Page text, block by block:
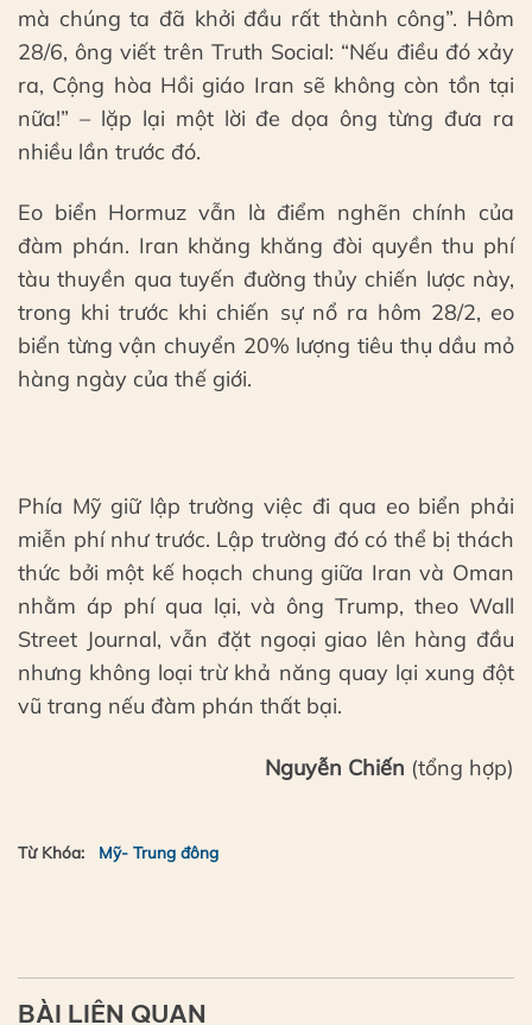
mà chúng ta đã khởi đầu rất thành công”. Hôm
28/6, ông viết trên Truth Social: “Nếu điều đó xảy
ra, Cộng hòa Hồi giáo Iran sẽ không còn tồn tại
nữa!” – lặp lại một lời đe dọa ông từng đưa ra
nhiều lần trước đó.
Eo biển Hormuz vẫn là điểm nghẽn chính của
đàm phán. Iran khăng khăng đòi quyền thu phí
tàu thuyền qua tuyến đường thủy chiến lược này,
trong khi trước khi chiến sự nổ ra hôm 28/2, eo
biển từng vận chuyển 20% lượng tiêu thụ dầu mỏ
hàng ngày của thế giới.
Phía Mỹ giữ lập trường việc đi qua eo biển phải
miễn phí như trước. Lập trường đó có thể bị thách
thức bởi một kế hoạch chung giữa Iran và Oman
nhằm áp phí qua lại, và ông Trump, theo Wall
Street Journal, vẫn đặt ngoại giao lên hàng đầu
nhưng không loại trừ khả năng quay lại xung đột
vũ trang nếu đàm phán thất bại.
Nguyễn Chiến (tổng hợp)
Từ Khóa: Mỹ- Trung đông
BÀI LIÊN QUAN